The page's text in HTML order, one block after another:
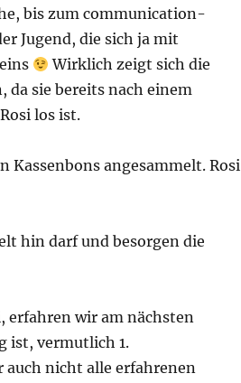
bis zum communication-
Jugend, die sich ja mit
Wirklich zeigt sich die
da sie bereits nach einem
los ist.
angesammelt. Rosi
hin darf und besorgen die
erfahren wir am nächsten
ist, vermutlich 1.
auch nicht alle erfahrenen